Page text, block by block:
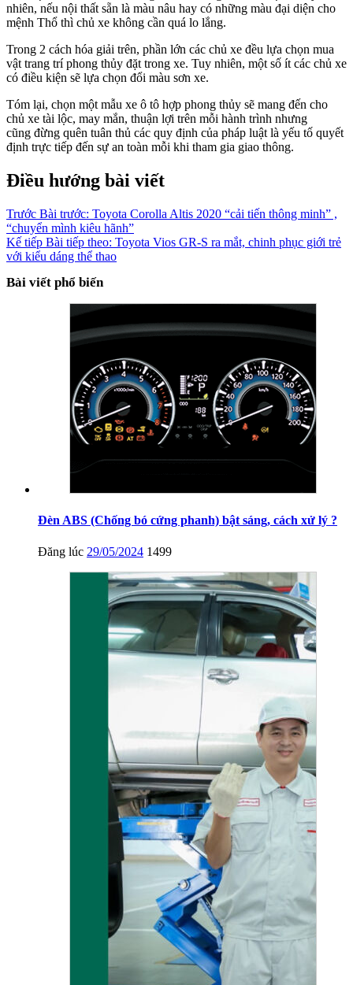
nhiên, nếu nội thất sẵn là màu nâu hay có những màu đại diện cho
mệnh Thổ thì chủ xe không cần quá lo lắng.
Trong 2 cách hóa giải trên, phần lớn các chủ xe đều lựa chọn mua
vật trang trí phong thủy đặt trong xe. Tuy nhiên, một số ít các chủ xe
có điều kiện sẽ lựa chọn đổi màu sơn xe.
Tóm lại, chọn một mẫu xe ô tô hợp phong thủy sẽ mang đến cho
chủ xe tài lộc, may mắn, thuận lợi trên mỗi hành trình nhưng
cũng đừng quên tuân thủ các quy định của pháp luật là yếu tố quyết
định trực tiếp đến sự an toàn mỗi khi tham gia giao thông.
Điều hướng bài viết
Trước Bài trước: Toyota Corolla Altis 2020 “cải tiến thông minh” ,
“chuyển mình kiêu hãnh”
Kế tiếp Bài tiếp theo: Toyota Vios GR-S ra mắt, chinh phục giới trẻ
với kiểu dáng thể thao
Bài viết phổ biến
Đèn ABS (Chống bó cứng phanh) bật sáng, cách xử lý ?
Đăng lúc 29/05/2024 1499